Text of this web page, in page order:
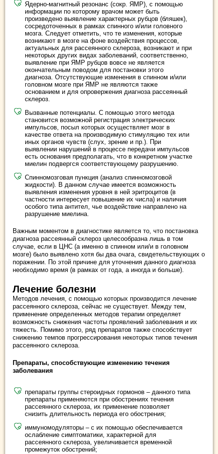
Ядерно-магнитный резонанс (сокр. ЯМР), с помощью
информации по которому врачом может быть
произведено выявление характерных рубцов (бляшек),
сосредоточенных в рамках спинного и/или головного
мозга. Следует отметить, что те изменения, которые
возникают в мозге на фоне воздействия процессов,
актуальных для рассеянного склероза, возникают и при
некоторых других видах заболеваний, соответственно,
выявление при ЯМР рубцов вовсе не является
окончательным поводом для постановки этого
диагноза. Отсутствующие изменения в спинном и/или
головном мозге при ЯМР не являются также
основанием и для опровержения диагноза рассеянный
склероз.
Вызванные потенциалы. С помощью этого метода
становится возможной регистрация электрических
импульсов, посыл которых осуществляет мозг в
качестве ответа на производимую стимуляцию тех или
иных органов чувств (слух, зрение и пр.). При
выявлении нарушений в процессе передачи импульсов
есть основания предполагать, что в конкретном участке
миелин подвергся соответствующему разрушению.
Спинномозговая пункция (анализ спинномозговой
жидкости). В данном случае имеется возможность
выявления изменения уровня в ней эритроцитов (в
частности интересует повышение их числа) и наличия
особого типа антител, чье воздействие направлено на
разрушение миелина.
Важным моментом в диагностике является то, что постановка
диагноза рассеянный склероз целесообразна лишь в том
случае, если в ЦНС (а именно в спинном или/и в головном
мозге) было выявлено хотя бы два очага, свидетельствующих о
поражении. По этой причине для уточнения данного диагноза
необходимо время (в рамках от года, а иногда и больше).
Лечение болезни
Методов лечения, с помощью которых производится лечение
рассеянного склероза, сейчас не существует. Между тем,
применение определенных методов терапии определяет
возможность снижения частоты проявлений заболевания и их
тяжесть. Помимо этого, ряд препаратов также способствует
снижению темпов прогрессирования некоторых типов течения
рассеянного склероза.
Препараты, способствующие изменению течения
заболевания
препараты группы стероидных гормонов – данного типа
препараты применяются при обострениях течения
рассеянного склероза, их применение позволяет
снизить длительность периода его обострения;
иммуномодуляторы – с их помощью обеспечивается
ослабление симптоматики, характерной для
рассеянного склероза, увеличивается временной
промежуток обострений;